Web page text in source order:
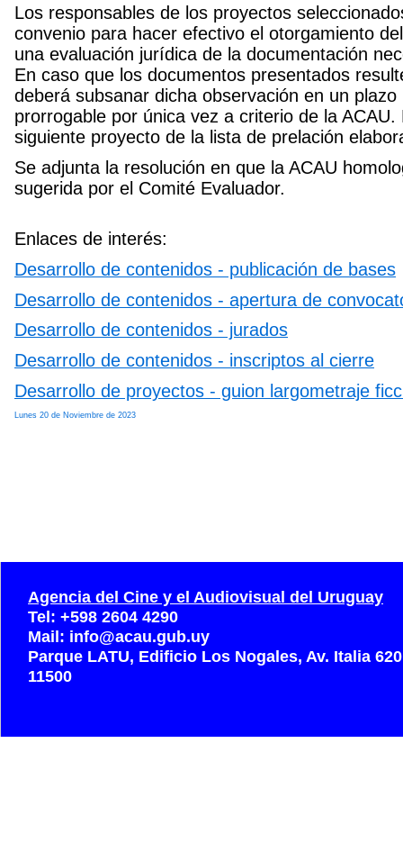
Los responsables de los proyectos
convenio para hacer efectivo el otorgamiento
una evaluación jurídica de la documentación
En caso que los documentos presentados
deberá subsanar dicha observación en un
prorrogable por única vez a criterio de la
siguiente proyecto de la lista de prelación
Se adjunta la resolución en que la ACAU
sugerida por el Comité Evaluador.
Enlaces de interés:
Desarrollo de contenidos - publicación de bases
Desarrollo de contenidos - apertura de
Desarrollo de contenidos - jurados
Desarrollo de contenidos - inscriptos al cierre
Desarrollo de proyectos - guion largometraje
Lunes 20 de Noviembre de 2023
Agencia del Cine y el Audiovisual del Uruguay
Tel: +598 2604 4290
Mail: info@acau.gub.uy
Parque LATU, Edificio Los Nogales, Av. Italia
11500